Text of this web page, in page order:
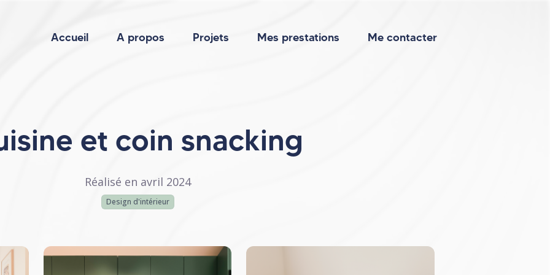
Accueil A propos Projets Mes prestations Me contacter
et coin snacking
Réalisé en avril 2024
Design d'intérieur